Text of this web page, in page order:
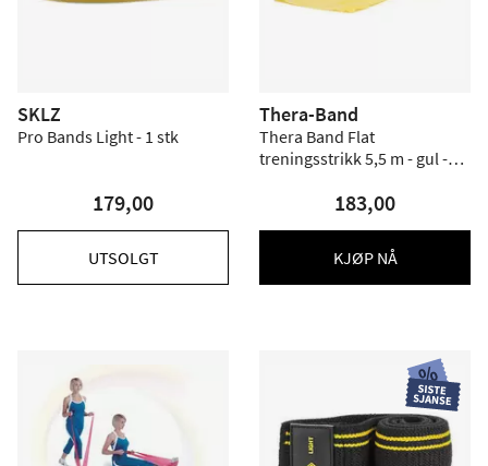
SKLZ
Pro Bands Light - 1 stk
179,00
UTSOLGT
Thera-Band
Thera Band Flat
treningsstrikk 5,5 m - gul -
183,00
KJØP NÅ